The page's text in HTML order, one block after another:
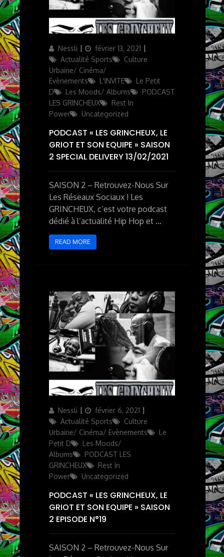
Author
Nessli
Updated
on
février 13, 2021
Actualité Sports
Culture
Urbaine/ Cinéma/
Evènements
L'INVITE
Le Petit
D
Les Moods/ Albums
PODCAST
LES GRINCHEUX
Rest In
Power
Uncategorized
PODCAST « LES GRINCHEUX, LE
GRIOT ET SON EQUIPE » SAISON
2 SPECIAL DELIVERY 13/02/2021
SAISON 2 – Retrouvez-Nous Sur
Les Réseaux Sociaux ! Les
GRINCHEUX, c’est votre podcast
dédié à l’actualité Hip Hop et …
READ MORE
Author
Nessli
Updated
on
février 6, 2021
Actualité Sports
Culture
Urbaine/ Cinéma/ Evènements
Le
Petit D
Les Moods/
Albums
PODCAST LES
GRINCHEUX
Rest In
Power
Uncategorized
PODCAST « LES GRINCHEUX, LE
GRIOT ET SON EQUIPE » SAISON
2 EPISODE N°19
SAISON 2 – Retrouvez-Nous Sur